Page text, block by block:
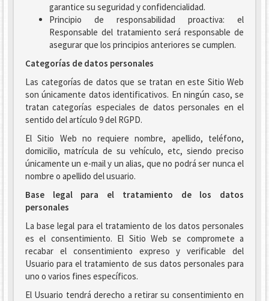
garantice su seguridad y confidencialidad.
Principio de responsabilidad proactiva: el
Responsable del tratamiento será responsable de
asegurar que los principios anteriores se cumplen.
Categorías de datos personales
Las categorías de datos que se tratan en este Sitio Web
son únicamente datos identificativos. En ningún caso, se
tratan categorías especiales de datos personales en el
sentido del artículo 9 del RGPD.
El Sitio Web no requiere nombre, apellido, teléfono,
domicilio, matrícula de su vehículo, etc, siendo preciso
únicamente un e-mail y un alias, que no podrá ser nunca el
nombre o apellido del usuario.
Base legal para el tratamiento de los datos
personales
La base legal para el tratamiento de los datos personales
es el consentimiento. El Sitio Web se compromete a
recabar el consentimiento expreso y verificable del
Usuario para el tratamiento de sus datos personales para
uno o varios fines específicos.
El Usuario tendrá derecho a retirar su consentimiento en